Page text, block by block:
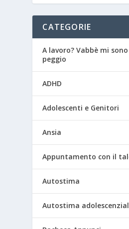
CATEGORIE
A lavoro? Vabbè mi
peggio
ADHD
Adolescenti e Genitori
Ansia
Appuntamento con il
Autostima
Autostima